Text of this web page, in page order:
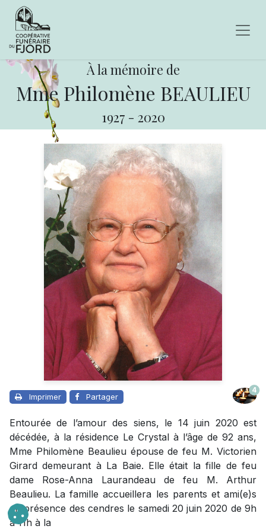
À la mémoire de
Mme Philomène BEAULIEU
1927 - 2020
Imprimer Partager
4
Entourée de l’amour des siens, le 14 juin 2020 est
décédée, à la résidence Le Crystal à l’âge de 92 ans,
Mme Philomène Beaulieu épouse de feu M. Victorien
Girard demeurant à La Baie. Elle était la fille de feu
dame Rose-Anna Laurandeau de feu M. Arthur
Beaulieu. La famille accueillera les parents et ami(e)s
en présence des cendres le samedi 20 juin 2020 de 9h
à 11h à la